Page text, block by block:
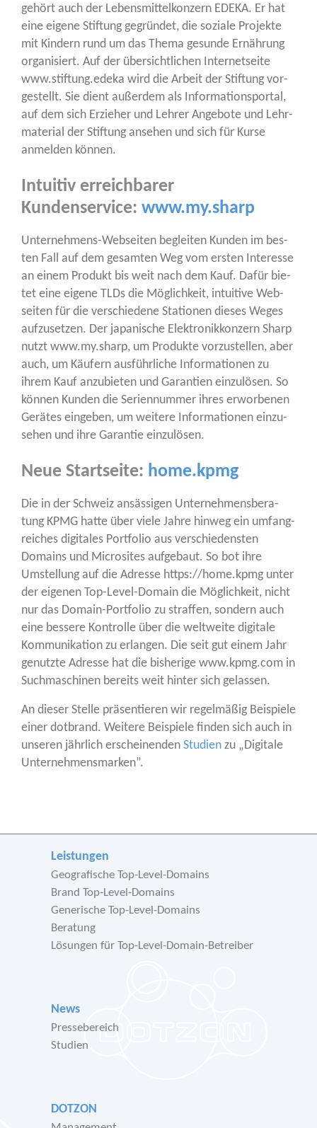
gehört auch der Lebens­mit­tel­kon­zern EDEKA. Er hat
eine eige­ne Stif­tung gegrün­det, die sozia­le Pro­jek­te
mit Kin­dern rund um das The­ma gesun­de Ernäh­rung
orga­ni­siert. Auf der über­sicht­li­chen Inter­net­sei­te
www.stiftung.edeka wird die Arbeit der Stif­tung vor­
ge­stellt. Sie dient außer­dem als Infor­ma­ti­ons­por­tal,
auf dem sich Erzie­her und Leh­rer Ange­bo­te und Lehr­
ma­te­ri­al der Stif­tung anse­hen und sich für Kur­se
anmel­den können.
Intuitiv erreichbarer
Kundenservice: www.my.sharp
Unter­neh­mens-Web­sei­ten beglei­ten Kun­den im bes­
ten Fall auf dem gesam­ten Weg vom ers­ten Inter­es­se
an einem Pro­dukt bis weit nach dem Kauf. Dafür bie­
tet eine eige­ne TLDs die Mög­lich­keit, intui­ti­ve Web­
sei­ten für die ver­schie­de­ne Sta­tio­nen die­ses Weges
auf­zu­set­zen. Der japa­ni­sche Elek­tronik­kon­zern Sharp
nutzt www.my.sharp, um Pro­duk­te vor­zu­stel­len, aber
auch, um Käu­fern aus­führ­li­che Infor­ma­tio­nen zu
ihrem Kauf anzu­bie­ten und Garan­tien ein­zu­lö­sen. So
kön­nen Kun­den die Seri­en­num­mer ihres erwor­be­nen
Gerä­tes ein­ge­ben, um wei­te­re Infor­ma­tio­nen ein­zu­
se­hen und ihre Garan­tie einzulösen.
Neue Startseite: home.kpmg
Die in der Schweiz ansäs­si­gen Unter­neh­mens­be­ra­
tung KPMG hat­te über vie­le Jah­re hin­weg ein umfang­
rei­ches digi­ta­les Port­fo­lio aus ver­schie­dens­ten
Domains und Micro­si­tes auf­ge­baut. So bot ihre
Umstel­lung auf die Adres­se https://home.kpmg unter
der eige­nen Top-Level-Domain die Mög­lich­keit, nicht
nur das Domain-Port­fo­lio zu straf­fen, son­dern auch
eine bes­se­re Kon­trol­le über die welt­wei­te digi­ta­le
Kom­mu­ni­ka­ti­on zu erlan­gen. Die seit gut einem Jahr
genutz­te Adres­se hat die bis­he­ri­ge www.kpmg.com in
Such­ma­schi­nen bereits weit hin­ter sich gelassen.
An die­ser Stel­le prä­sen­tie­ren wir regel­mä­ßig Bei­spie­le
einer dot­brand. Wei­te­re Bei­spie­le fin­den sich auch in
unse­ren jähr­lich erschei­nen­den Stu­di­en zu „Digi­ta­le
Unternehmensmarken”.
Leistungen
Geografische Top-Level-Domains
Brand Top-Level-Domains
Generische Top-Level-Domains
Beratung
Lösungen für Top-Level-Domain-Betreiber
News
Pressebereich
Studien
DOTZON